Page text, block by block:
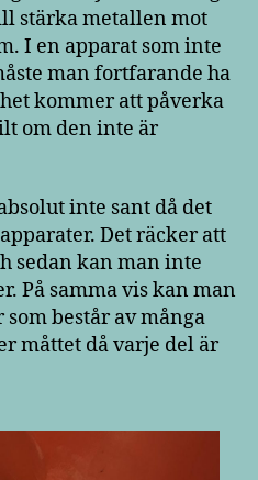
stärka metallen mot
I en apparat som inte
man fortfarande ha
kommer att påverka
om den inte är
inte sant då det
Det räcker att
sedan kan man inte
På samma vis kan man
består av många
måttet då varje del är